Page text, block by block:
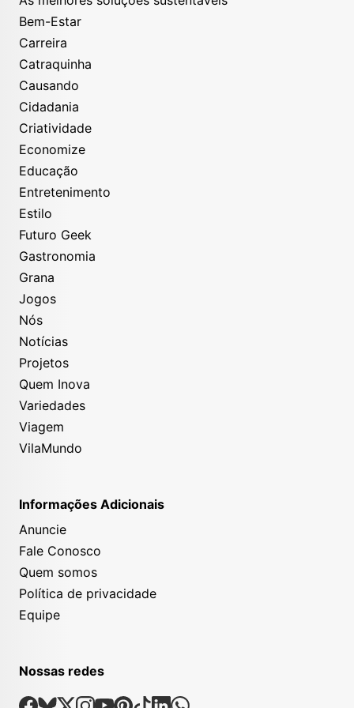
Bem-Estar
Carreira
Catraquinha
Causando
Cidadania
Criatividade
Economize
Educação
Entretenimento
Estilo
Futuro Geek
Gastronomia
Grana
Jogos
Nós
Notícias
Projetos
Quem Inova
Variedades
Viagem
VilaMundo
Informações Adicionais
Anuncie
Fale Conosco
Quem somos
Política de privacidade
Equipe
Nossas redes